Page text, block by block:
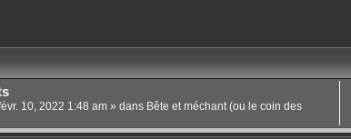
10, 2022 1:48 am» dans Bête et méchant (ou le coin des